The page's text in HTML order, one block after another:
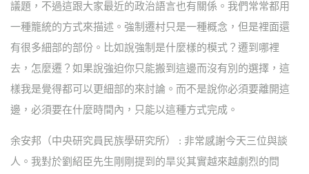
議題，不過這跟大家最近的政治語言也有關係。我們常常都用
一種籠統的方式來描述。強制遷村只是一種概念，但是裡面還
有很多細部的部份。比如說強制是什麼樣的模式？遷到哪裡
去，怎麼遷？如果說強迫你只能搬到這邊而沒有別的選擇，這
樣我是覺得都可以更細部的來討論。而不是說你必須要離開這
邊，必須要在什麼時間內，只能以這種方式完成。
余安邦（中央研究員民族學研究所） : 非常感謝今天三位與談
人。我對於劉紹臣先生剛剛提到的旱災其實越來越劇烈的問